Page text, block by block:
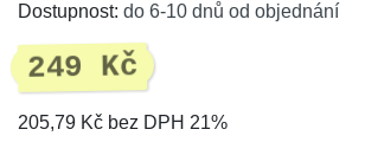
Dostupnost: do 6-10 dnů od objednání
249 Kč
205,79 Kč bez DPH 21%